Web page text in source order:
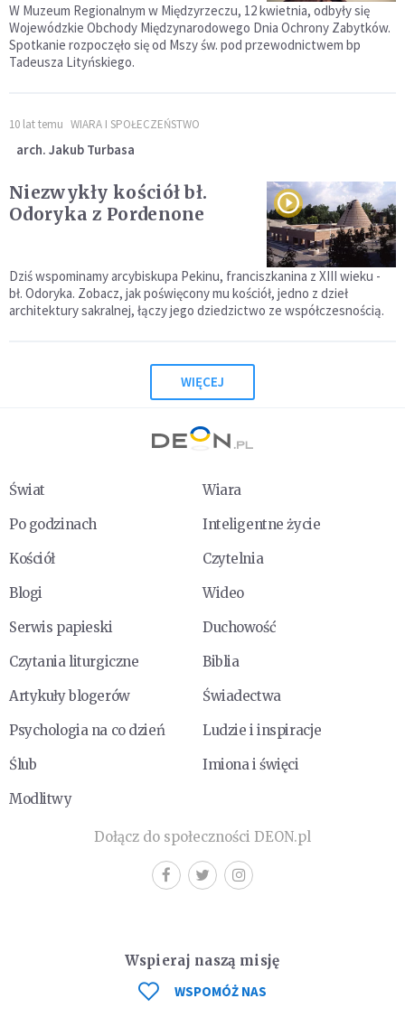
W Muzeum Regionalnym w Międzyrzeczu, 12 kwietnia, odbyły się
Wojewódzkie Obchody Międzynarodowego Dnia Ochrony Zabytków.
Spotkanie rozpoczęło się od Mszy św. pod przewodnictwem bp
Tadeusza Lityńskiego.
10 lat temu WIARA I SPOŁECZEŃSTWO
arch. Jakub Turbasa
Niezwykły kościół bł.
Odoryka z Pordenone
Dziś wspominamy arcybiskupa Pekinu, franciszkanina z XIII wieku -
bł. Odoryka. Zobacz, jak poświęcony mu kościół, jedno z dzieł
architektury sakralnej, łączy jego dziedzictwo ze współczesnością.
WIĘCEJ
Świat
Wiara
Po godzinach
Inteligentne życie
Kościół
Czytelnia
Blogi
Wideo
Serwis papieski
Duchowość
Czytania liturgiczne
Biblia
Artykuły blogerów
Świadectwa
Psychologia na co dzień
Ludzie i inspiracje
Ślub
Imiona i święci
Modlitwy
Dołącz do społeczności DEON.pl
Wspieraj naszą misję
WSPOMÓŻ NAS